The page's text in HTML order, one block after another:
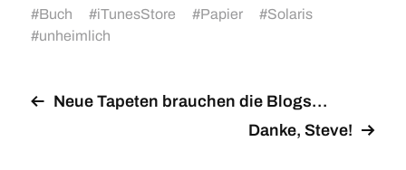
#Buch #iTunesStore #Papier #Solaris
#unheimlich
Neue Tapeten brauchen die Blogs…
Danke, Steve!